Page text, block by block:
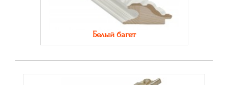
Белый багет